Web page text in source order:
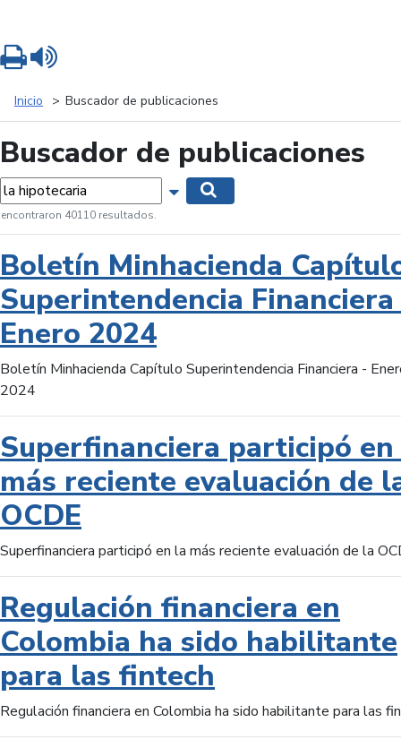
Inicio Buscador de publicaciones
Buscador de publicaciones
Mostrar opciones de búsqueda
encontraron 40110 resultados.
Boletín Minhacienda
Superintendencia
Enero 2024
Boletín Minhacienda Capítulo Superintendencia Financiera -
2024
Superfinanciera participó
más reciente evaluación de
OCDE
Superfinanciera participó en la más reciente evaluación de la
Regulación financiera en
Colombia ha sido habilitante
para las fintech
Regulación financiera en Colombia ha sido habilitante para las
Imprimir